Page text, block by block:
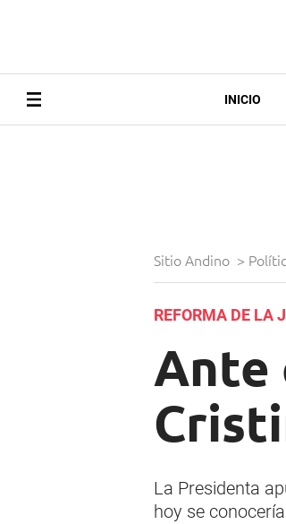
INICIO
Sitio Andino >
REFORMA DE LA
Ante
La Presidenta
hoy se